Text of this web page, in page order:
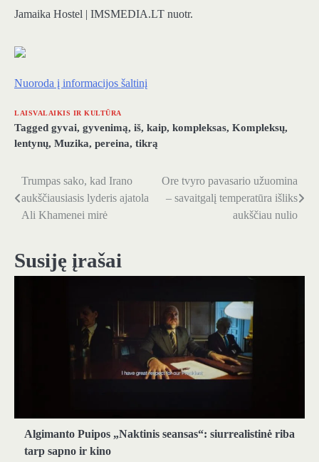
Jamaika Hostel | IMSMEDIA.LT nuotr.
Nuoroda į informacijos šaltinį
LAISVALAIKIS IR KULTŪRA
Tagged gyvai, gyvenimą, iš, kaip, kompleksas, Kompleksų,
lentynų, Muzika, pereina, tikrą
Navigacija
tarp
Trumpas sako, kad Irano
aukščiausiasis lyderis ajatola
Ali Khamenei mirė
Ore tvyro pavasario užuomina
– savaitgalį temperatūra išliks
aukščiau nulio
Susiję įrašai
Algimanto Puipos „Naktinis seansas“: siurrealistinė riba
tarp sapno ir kino